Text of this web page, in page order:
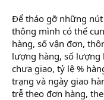
Để tháo gỡ những
thông mình có thể
hàng, số vận đơn,
lượng hàng, số lượng
chưa giao, tỷ lệ %
trạng và ngày giao
trễ theo đơn hàng,